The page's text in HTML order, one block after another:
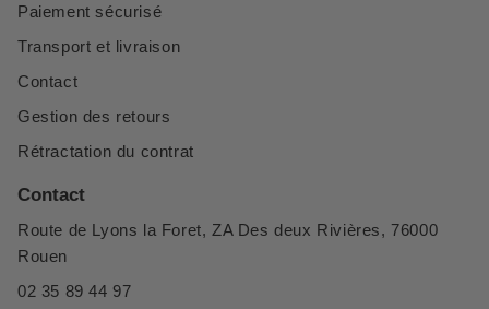
Paiement sécurisé
Transport et livraison
Contact
Gestion des retours
Rétractation du contrat
Contact
Route de Lyons la Foret, ZA Des deux Rivières, 76000
Rouen
02 35 89 44 97